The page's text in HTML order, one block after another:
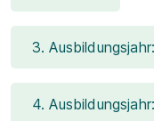
3. Ausbildungsjahr:
4. Ausbildungsjahr: